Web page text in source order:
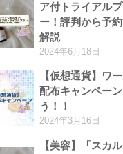
ア付トライアル
ー！評判から予
解説
2024年6月18日
【仮想通貨】ワ
配布キャンペー
う！！
2024年3月16日
【美容】「スカ